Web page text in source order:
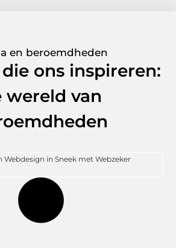
en beroemdheden
ons inspireren:
wereld van
Webdesign in Sneek met Webzeker